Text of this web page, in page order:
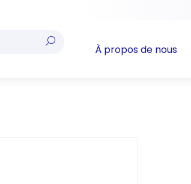
À propos de nous